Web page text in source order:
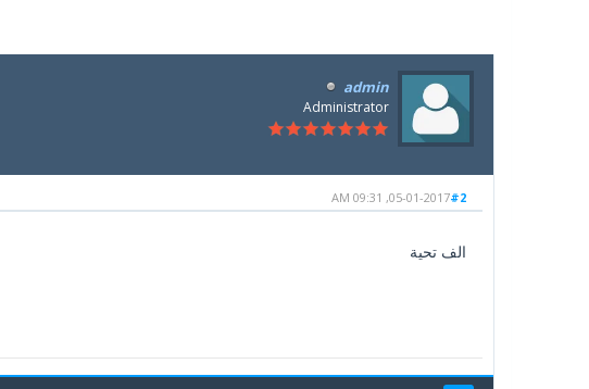
admin
Administrator
#2
05-01-2017, 09:31 AM
الف تحية